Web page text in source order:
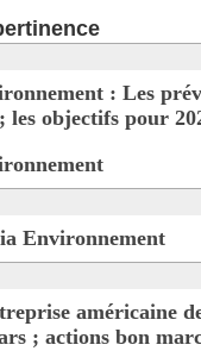
: Les
les objectifs pour
Environnement
américaine
; actions bon